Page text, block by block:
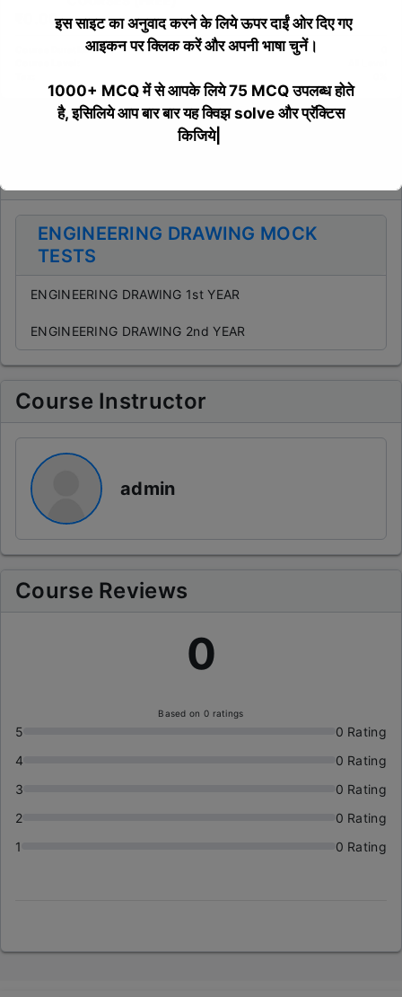
₹0.00
Course Duration:
Overview Curriculum Instructor Reviews
ENGINEERING DRAWING MOCK
TESTS
ENGINEERING DRAWING 1st YEAR
ENGINEERING DRAWING 2nd YEAR
Course Instructor
admin
Course Reviews
0
Based on 0 ratings
5
0 Rating
4
0 Rating
3
0 Rating
2
0 Rating
1
0 Rating
इस साइट का अनुवाद करने के लियेऊपर दाईं ओर दिए गए
आइकन पर क्लिक करें और अपनी भाषा चुनें।
1000+ MCQ में से आपके लिये 75 MCQ उपलब्ध होते
है, इसिलिये आप बार बार यह क्विझ solve और प्रॅक्टिस
किजिये|
This will close in15seconds